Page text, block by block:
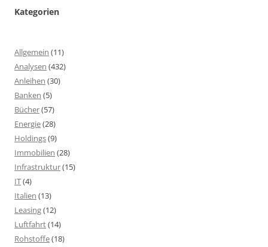
Kategorien
Allgemein (11)
Analysen (432)
Anleihen (30)
Banken (5)
Bücher(57)
Energie(28)
Holdings(9)
Immobilien (28)
Infrastruktur(15)
IT(4)
Italien (13)
Leasing(12)
Luftfahrt(14)
Rohstoffe(18)